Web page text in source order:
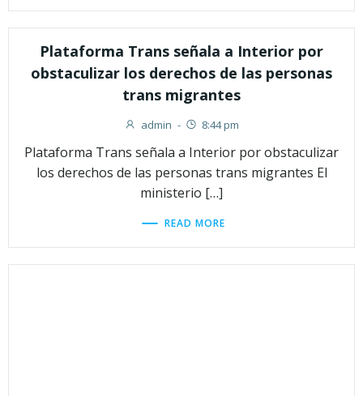
Plataforma Trans señala a Interior por
obstaculizar los derechos de las personas
trans migrantes
admin - 8:44 pm
Plataforma Trans señala a Interior por obstaculizar
los derechos de las personas trans migrantes El
ministerio […]
READ MORE